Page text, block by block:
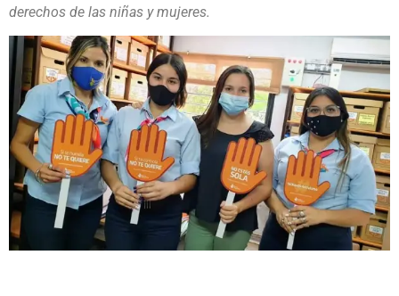
derechos de las niñas y mujeres.